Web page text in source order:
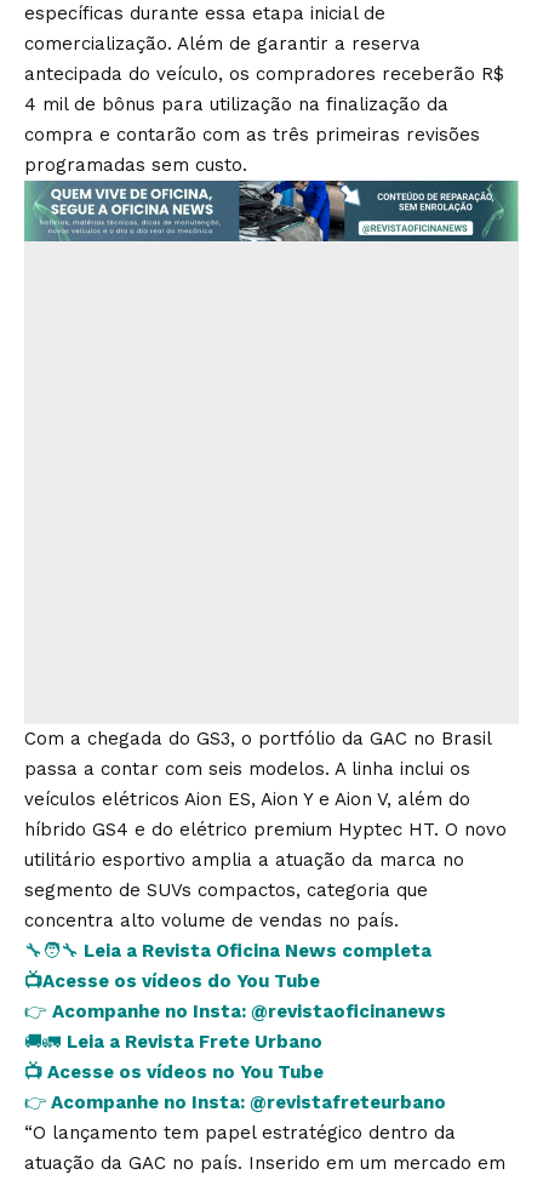
específicas durante essa etapa inicial de
comercialização. Além de garantir a reserva
antecipada do veículo, os compradores receberão R$
4 mil de bônus para utilização na finalização da
compra e contarão com as três primeiras revisões
programadas sem custo.
Com a chegada do GS3, o portfólio da GAC no Brasil
passa a contar com seis modelos. A linha inclui os
veículos elétricos Aion ES, Aion Y e Aion V, além do
híbrido GS4 e do elétrico premium Hyptec HT. O novo
utilitário esportivo amplia a atuação da marca no
segmento de SUVs compactos, categoria que
concentra alto volume de vendas no país.
🔧🧑‍🔧 Leia a Revista Oficina News completa
📺Acesse os vídeos do You Tube
👉 Acompanhe no Insta: @revistaoficinanews
🚚🚛 Leia a Revista Frete Urbano
📺 Acesse os vídeos no You Tube
👉 Acompanhe no Insta: @revistafreteurbano
“O lançamento tem papel estratégico dentro da
atuação da GAC no país. Inserido em um mercado em